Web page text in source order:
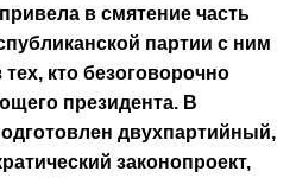
в смятение часть
партии с ним
кто безоговорочно
президента. В
двухпартийный,
законопроект,